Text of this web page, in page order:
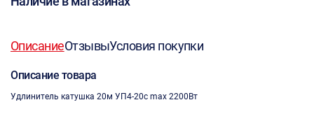
ОписаниеОтзывыУсловия покупки
Описание товара
Удлинитель катушка 20м УП4-20с max 2200Вт